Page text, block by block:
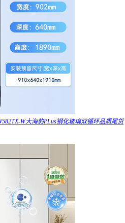
W大海豹PLus钢化玻璃双循环品质尾货